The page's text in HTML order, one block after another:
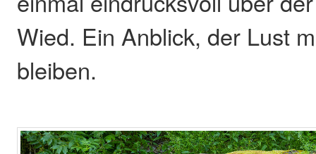
Wied. Ein Anblick, der Lust
bleiben.